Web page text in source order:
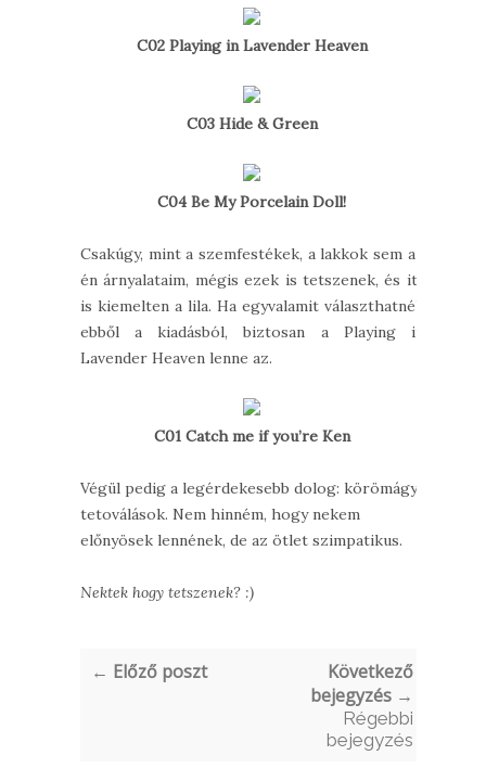
C02 Playing in Lavender Heaven
C03 Hide & Green
C04 Be My Porcelain Doll!
Csakúgy, mint a szemfestékek, a lakkok sem az
én árnyalataim, mégis ezek is tetszenek, és itt
is kiemelten a lila. Ha egyvalamit választhatnék
ebből a kiadásból, biztosan a Playing in
Lavender Heaven lenne az.
C01 Catch me if you’re Ken
Végül pedig a legérdekesebb dolog: körömágy
tetoválások. Nem hinném, hogy nekem
előnyösek lennének, de az ötlet szimpatikus.
Nektek hogy tetszenek? :)
← Előző poszt
Következő
bejegyzés →
Régebbi
bejegyzés